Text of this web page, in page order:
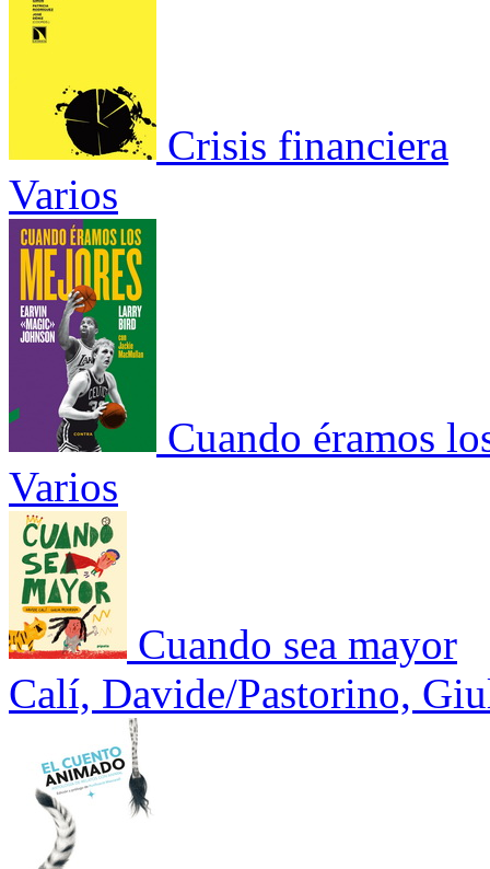
Crisis financiera
Varios
Cuando éramos
Varios
Cuando sea mayor
Calí, Davide/Pastorino,